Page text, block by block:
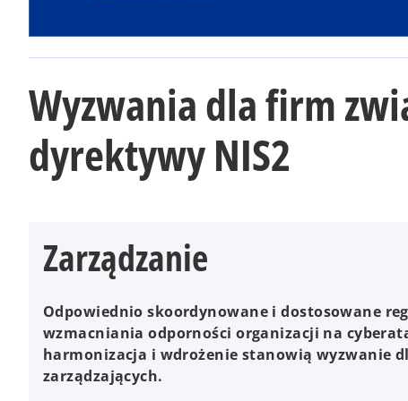
Wyzwania dla firm
dyrektywy NIS2
Zarządzanie
Odpowiednio skoordynowane i dostosowane
wzmacniania odporności organizacji na
harmonizacja i wdrożenie stanowią wyzwanie
zarządzających.